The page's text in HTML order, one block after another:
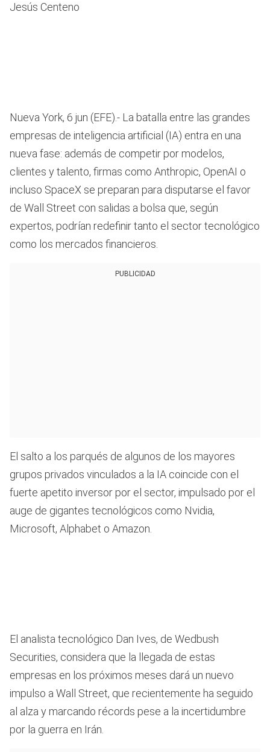
Jesús Centeno
Nueva York, 6 jun (EFE).- La batalla entre las grandes
empresas de inteligencia artificial (IA) entra en una
nueva fase: además de competir por modelos,
clientes y talento, firmas como Anthropic, OpenAI o
incluso SpaceX se preparan para disputarse el favor
de Wall Street con salidas a bolsa que, según
expertos, podrían redefinir tanto el sector tecnológico
como los mercados financieros.
PUBLICIDAD
El salto a los parqués de algunos de los mayores
grupos privados vinculados a la IA coincide con el
fuerte apetito inversor por el sector, impulsado por el
auge de gigantes tecnológicos como Nvidia,
Microsoft, Alphabet o Amazon.
El analista tecnológico Dan Ives, de Wedbush
Securities, considera que la llegada de estas
empresas en los próximos meses dará un nuevo
impulso a Wall Street, que recientemente ha seguido
al alza y marcando récords pese a la incertidumbre
por la guerra en Irán.